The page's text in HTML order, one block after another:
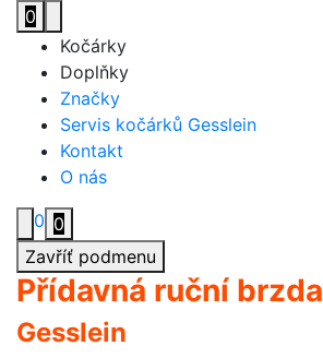
0
Toggle navigation
Kočárky
Doplňky
Značky
Servis kočárků Gesslein
Kontakt
O nás
0 0
Zavříť podmenu
Přídavná ruční brzda
Gesslein